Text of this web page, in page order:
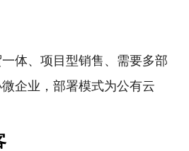
体、项目型销售、需要多部
企业，部署模式为公有云